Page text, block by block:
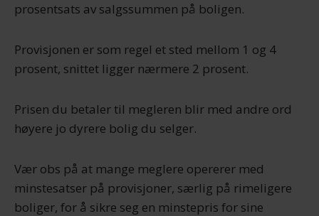
prosentsats av salgssummen på boligen.
Provisjonen er som regel et sted mellom 1 og 4
prosent, snittet ligger nærmere 2 prosent.
Prisen du betaler til megleren blir med andre ord
høyere jo dyrere bolig du selger.
Vær obs på at mange meglere opererer med
minstesatser på provisjoner, særlig på rimeligere
boliger, for å sikre seg en minstepris for sine